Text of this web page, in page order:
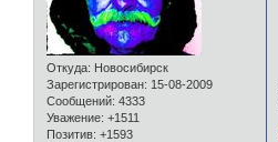
Откуда: Новосибирск
Зарегистрирован: 15-08-2009
Сообщений: 4333
Уважение: +1511
Позитив: +1593